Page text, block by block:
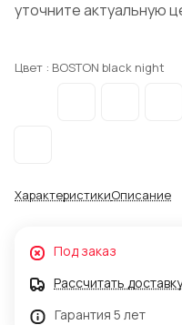
уточните актуальную
Цвет : BOSTON black night
ХарактеристикиОписание
Под заказ
Рассчитать доставку
Гарантия 5 лет